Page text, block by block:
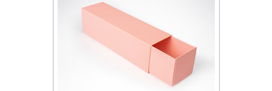
keď ste používali ich služby.